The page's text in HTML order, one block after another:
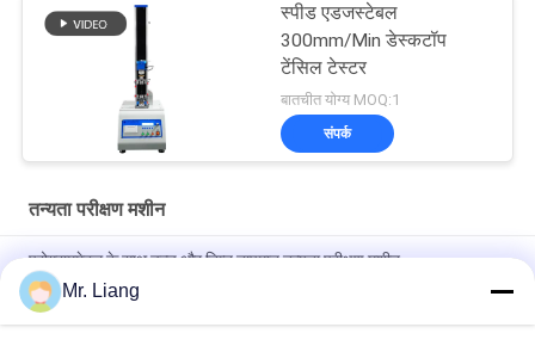
स्पीड एडजस्टेबल
300mm/Min डेस्कटॉप
टेंसिल टेस्टर
बातचीत योग्य MOQ:1
संपर्क
तन्यता परीक्षण मशीन
प्रोग्राममेबल के साथ उच्च और निम्न तापमान तन्यता परीक्षण मशीन
कंप्यूटर सर्वो इलेक्ट्रॉनिक ऑटो तनन परीक्षण मशीन यूनिवर्सल शक्ति परीक्षण उपकरण
TM 2101
Mr. Liang